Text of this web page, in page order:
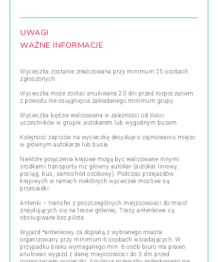
UWAGI
WAŻNE INFORMACJE
Wycieczka zostanie zrealizowana przy minimum 25 osobach
zgłoszonych.
Wycieczka może zostać anulowana 20 dni przed rozpoczęciem
z powodu nie osiągnięcia zakładanego minimum grupy.
Wycieczka będzie realizowana w zależności od ilości
uczestników w grupie: autokarem lub wygodnym busem.
Kolejność zapisów na wycieczkę decyduje o zajmowaniu miejsc
w głównym autokarze lub busie.
Niektóre połączenia krajowe mogą być realizowane innymi
środkami transportu niż główny autokar (autokar liniowy,
pociąg, bus, samochód osobowy). Podczas przejazdów
krajowych w ramach niektórych wycieczek możliwe są
przesiadki.
Antenki – transfer z poszczególnych miejscowości do miast
znajdujących się na trasie głównej. Trasy antenkowe są
obsługiwane bez pilota.
Wyjazd *antenkowy za dopłatą z wybranego miasta
organizowany przy minimum 6 osobach wsiadających. W
przypadku braku wymaganego min. 6 osób biuro ma prawo
anulować wyjazd z danej miejscowości do 3 dni przed